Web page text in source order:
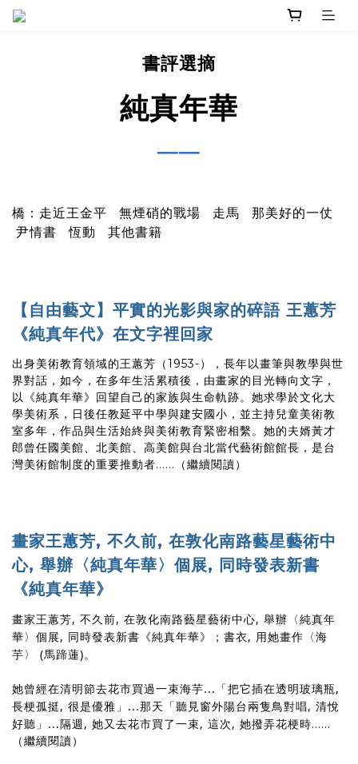
書評選摘
純真年華
──
橋：走近王金平 無煙硝的戰場 走馬
那美好的一仗
尹情書
恆動 其他書籍
【自由藝文】平實的光影與家的碎語 王蕙芳
《純真年代》在文字裡回家
出身美術教育領域的王蕙芳（1953-），長年以畫筆與教學與世
界對話，如今，在多年生活累積後，由畫家的目光轉向文字，
以《純真年華》回望自己的家族與生命軌跡。她求學於文化大
學美術系，日後任教延平中學與建安國小，並主持兒童美術教
室多年，作品與生活始終與美術教育緊密相繫。她的夫婿黃才
郎曾任國美館、北美館、高美館與台北當代藝術館館長，是台
灣美術館制度的重要推動者......（繼續閱讀）
畫家王蕙芳, 不久前, 在敦化南路藝星藝術中
心, 舉辦〈純真年華〉個展, 同時發表新書
《純真年華》
畫家王蕙芳, 不久前, 在敦化南路藝星藝術中心, 舉辦〈純真年
華〉個展, 同時發表新書《純真年華》；書衣, 用她畫作〈海
芋〉 (馬蹄蓮)。
她曾經在清明節去花市買過一束海芋...「把它插在透明玻璃瓶,
長梗孤挺, 很是優雅」...那天「聽見窗外陽台兩隻鳥對唱, 清悅
好聽」...隔週, 她又去花市買了一束, 這次, 她撥弄花梗時......
（繼續閱讀）